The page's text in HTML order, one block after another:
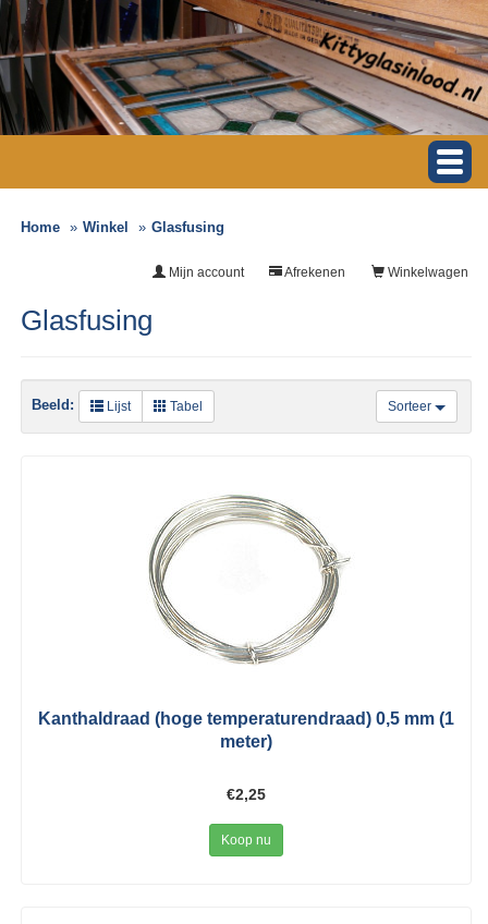
Home Winkel Glasfusing
Winkelwagen
Afrekenen
Mijn account
Glasfusing
Sorteer
Beeld: Lijst Tabel
Kanthaldraad (hoge temperaturendraad) 0,5 mm (1
meter)
€2,25
Koop nu